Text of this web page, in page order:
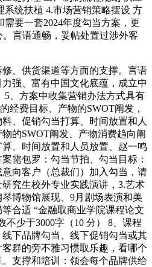
统扶植 4.市场营销策略摆设 方
要一套2024年度勾当方案，更
言语通畅，妥帖处置过涉外客
供货渠道等方面的支撑。言语
强、富有中国文化底蕴，成立中
5、方案中收集营销办法方式具有
经费目标、产物的SWOT阐发，
、促销勾当打算、时间放置和人
的SWOT阐发、产物消费趋向阐
、时间放置和人员放置、赵一鸣
需包罗：勾当节拍、勾当目标：
向客户（总裁们）加入勾当，请
究生校外专业实践演讲，3.艺术
博物馆展现、9月剧场表演和美
合适 “金融取商业学院课程论文
不少于3000字（10 分） 8、课程
下品牌勾当、线下促销勾当或其
群的旁不雅习惯取乐趣，看哪个
支撑和培训：领会每个品牌供给